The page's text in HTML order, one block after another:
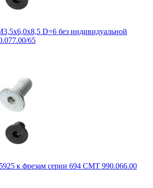
D=6 без индивидуальной
65
к фрезам серии 694 CMT 990.066.00